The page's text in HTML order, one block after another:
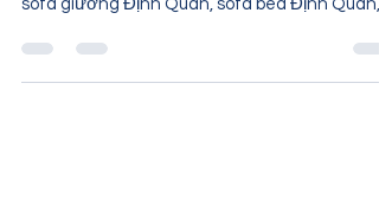
salon Định Quán, ghế sa lông nệm Định Quán,
sofa giường Định Quán, sofa bed Định Quán,